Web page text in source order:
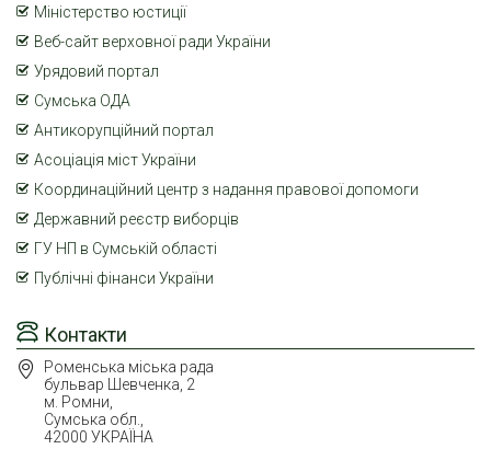
Контакти
Роменська міська рада
бульвар Шевченка, 2
м. Ромни,
Сумська обл.,
42000 УКРАЇНА
Міністерство юстиції
Веб-сайт верховної ради України
Урядовий портал
Сумська ОДА
Антикорупційний портал
Асоціація міст України
Координаційний центр з надання правової допомоги
Державний реєстр виборців
ГУ НП в Сумській області
Публічні фінанси України